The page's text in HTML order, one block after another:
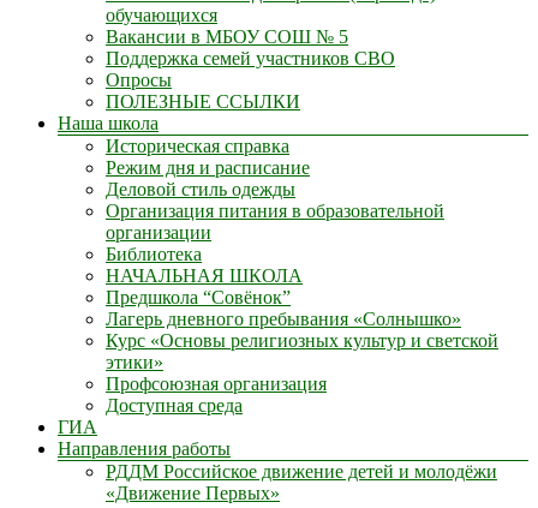
обучающихся
Вакансии в МБОУ СОШ № 5
Поддержка семей участников СВО
Опросы
ПОЛЕЗНЫЕ ССЫЛКИ
Наша школа
Историческая справка
Режим дня и расписание
Деловой стиль одежды
Организация питания в образовательной
организации
Библиотека
НАЧАЛЬНАЯ ШКОЛА
Предшкола “Совёнок”
Лагерь дневного пребывания «Солнышко»
Курс «Основы религиозных культур и светской
этики»
Профсоюзная организация
Доступная среда
ГИА
Направления работы
РДДМ Российское движение детей и молодёжи
«Движение Первых»